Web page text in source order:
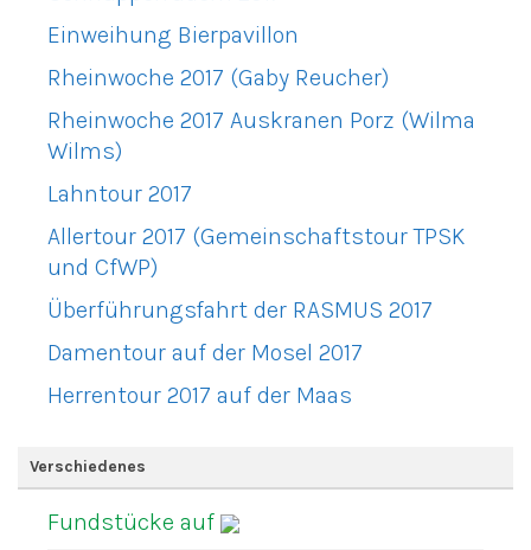
Einweihung Bierpavillon
Rheinwoche 2017 (Gaby Reucher)
Rheinwoche 2017 Auskranen Porz (Wilma
Wilms)
Lahntour 2017
Allertour 2017 (Gemeinschaftstour TPSK
und CfWP)
Überführungsfahrt der RASMUS 2017
Damentour auf der Mosel 2017
Herrentour 2017 auf der Maas
Verschiedenes
Fundstücke auf